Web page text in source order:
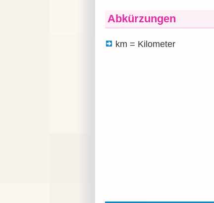
Abkürzungen
km = Kilometer